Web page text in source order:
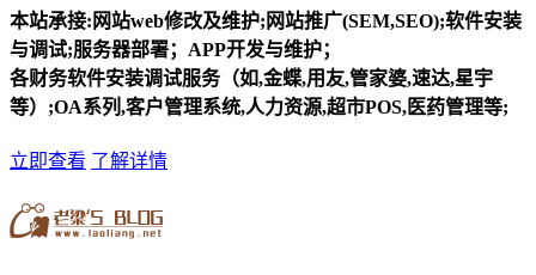
本站承接:网站web修改及维护;网站推广(SEM,SEO);软件安装
与调试;服务器部署；APP开发与维护；
各财务软件安装调试服务（如,金蝶,用友,管家婆,速达,星宇
等）;OA系列,客户管理系统,人力资源,超市POS,医药管理等;
立即查看 了解详情